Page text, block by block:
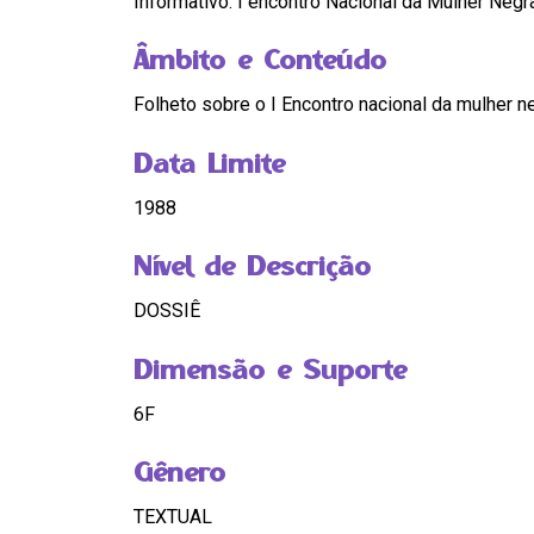
Âmbito e Conteúdo
Folheto sobre o I Encontro nacional da mulher
Data Limite
1988
Nível de Descrição
DOSSIÊ
Dimensão e Suporte
6F
Gênero
TEXTUAL